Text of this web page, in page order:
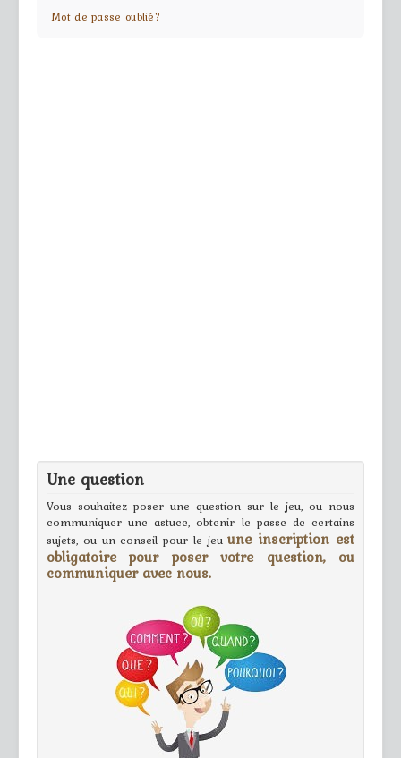
Mot de passe oublié?
Une question
Vous souhaitez poser une question sur le jeu, ou nous
communiquer une astuce, obtenir le passe de certains
sujets, ou un conseil pour le jeuune inscription est
obligatoire pour poser votre question, ou
communiquer avec nous.